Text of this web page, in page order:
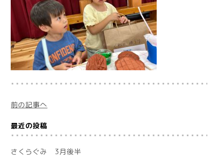
前の記事へ
最近の投稿
さくらぐみ 3月後半